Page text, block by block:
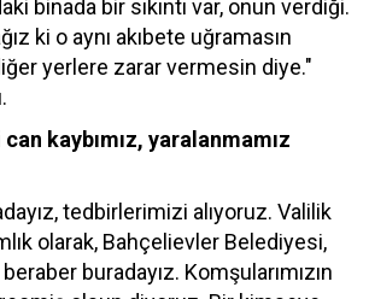
binada bir sıkıntı var, onun verdiği.
ki o aynı akıbete uğramasın
yerlere zarar vermesin diye."
kaybımız, yaralanmamız
tedbirlerimizi alıyoruz. Valilik
olarak, Bahçelievler Belediyesi,
buradayız. Komşularımızın